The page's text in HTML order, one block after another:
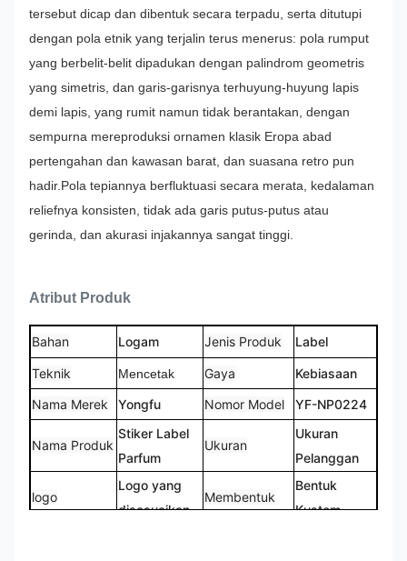
tersebut dicap dan dibentuk secara terpadu, serta ditutupi
dengan pola etnik yang terjalin terus menerus: pola rumput
yang berbelit-belit dipadukan dengan palindrom geometris
yang simetris, dan garis-garisnya terhuyung-huyung lapis
demi lapis, yang rumit namun tidak berantakan, dengan
sempurna mereproduksi ornamen klasik Eropa abad
pertengahan dan kawasan barat, dan suasana retro pun
hadir. Pola tepiannya berfluktuasi secara merata, kedalaman
reliefnya konsisten, tidak ada garis putus-putus atau
gerinda, dan akurasi injakannya sangat tinggi.
Atribut Produk
Bahan Logam Jenis Produk Label
Teknik Mencetak Gaya
Kebiasaan
Nama Merek
Yongfu Nomor Model YF-NP0224
Nama Produk
Stiker Label
Parfum
Ukuran
Ukuran
Pelanggan
logo
Logo yang
disesuaikan
Membentuk
Bentuk
Kustom